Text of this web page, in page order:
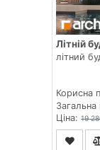
Літній
літний
Корисна
Ціна: 19